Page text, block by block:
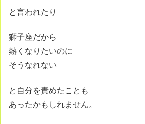
と言われたり
獅子座だから
熱くなりたいのに
そうなれない
と自分を責めたことも
あったかもしれません。